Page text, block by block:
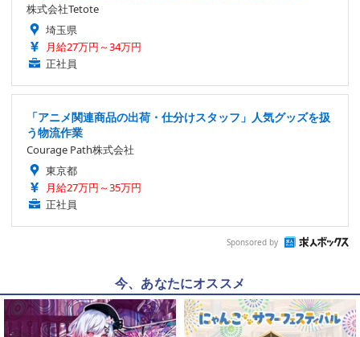
株式会社Tetote
埼玉県
月給27万円～34万円
正社員
「アニメ関連商品の出荷・仕分けスタッフ」人気グッズを扱
う物流作業
Courage Path株式会社
東京都
月給27万円～35万円
正社員
Sponsored by
今、あなたにオススメ